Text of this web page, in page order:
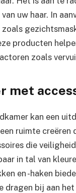
uw haar. In
producten
zoals
met
kan een
ruimte
die
in tal van
en -haken
dragen bij aan